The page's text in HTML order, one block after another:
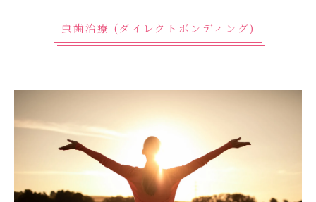
虫歯治療 (ダイレクトボンディング)